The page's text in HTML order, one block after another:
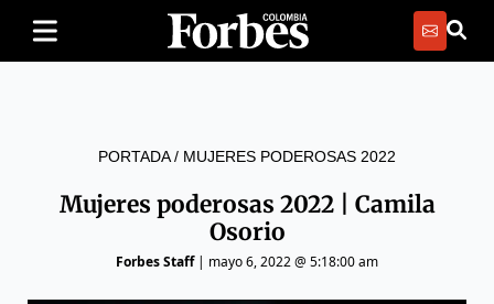
PORTADA/ MUJERES PODEROSAS 2022
Mujeres poderosas 2022 | Camila
Osorio
Forbes Staff| mayo 6, 2022 @ 5:18:00 am